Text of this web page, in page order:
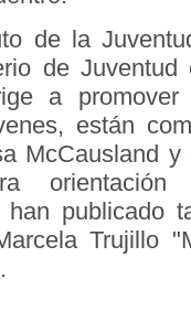
de la
de Juventud
a promover
están
McCausland y
han publicado
Trujillo